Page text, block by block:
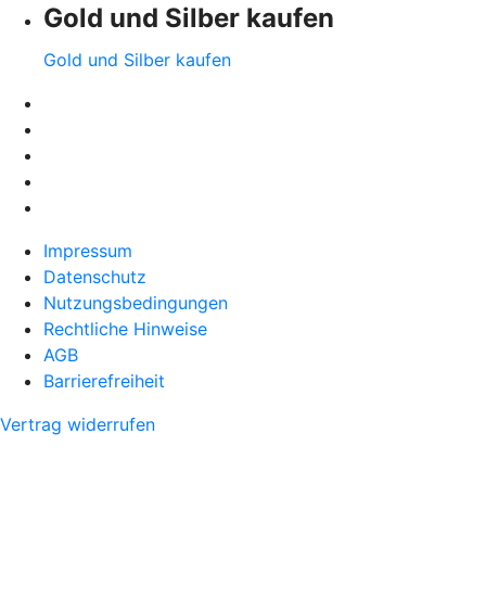
Gold und Silber kaufen
Gold und Silber kaufen
Impressum
Datenschutz
Nutzungsbedingungen
Rechtliche Hinweise
AGB
Barrierefreiheit
Vertrag widerrufen